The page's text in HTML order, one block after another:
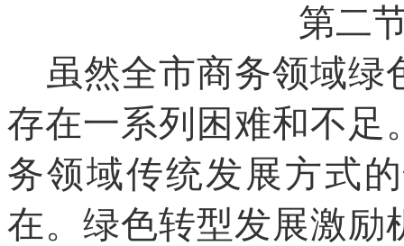
第二
虽然全市商务领域
存在一系列困难和不足
务领域传统发展方式
在。绿色转型发展激励